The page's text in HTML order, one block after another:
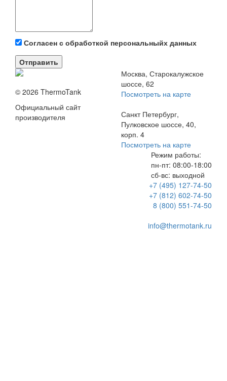
Согласен с обработкой персональныйх данных
Отправить
Москва, Старокалужское
шоссе, 62
Посмотреть на карте
Санкт Петербург,
Пулковское шоссе, 40,
корп. 4
Посмотреть на карте
Режим работы:
пн-пт: 08:00-18:00
сб-вс: выходной
+7 (495) 127-74-50
+7 (812) 602-74-50
8 (800) 551-74-50
info@thermotank.ru
© 2026 ThermoTank
Официальный сайт
производителя